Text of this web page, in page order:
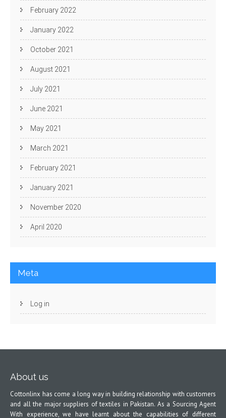
February 2022
January 2022
October 2021
August 2021
July 2021
June 2021
May 2021
March 2021
February 2021
January 2021
November 2020
April 2020
Meta
Log in
About us
Cottonlinx has come a long way in building relationship with customers
and all the major suppliers of textiles in Pakistan. As a Sourcing Agent
With experience, we have learnt about the capabilities of different